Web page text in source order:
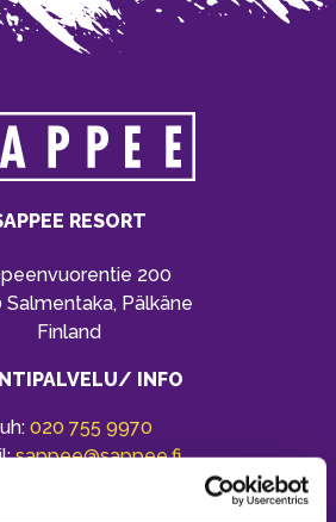
RESORT
200
Salmentaka, Pälkäne
Finland
INFO
020 755 9970
sappee@sappee.fi